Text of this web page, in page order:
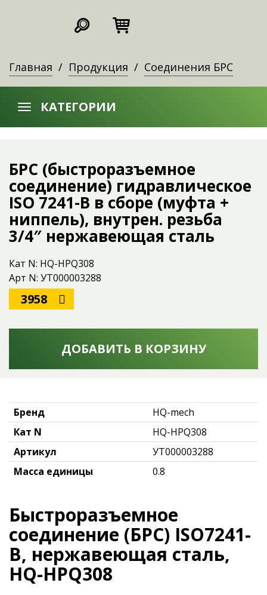
Главная Продукция Соединения БРС
КАТЕГОРИИ
БРС (быстроразъемное
соединение) гидравлическое
ISO 7241-B в сборе (муфта +
ниппель), внутрен. резьба
3/4″ нержавеющая сталь
Кат N: HQ-HPQ308
Арт N: УТ000003288
3958
ДОБАВИТЬ В КОРЗИНУ
Бренд
HQ-mech
Кат N
HQ-HPQ308
Артикул
УТ000003288
Масса единицы
0.8
Быстроразъемное
соединение (БРС) ISO7241-
B, нержавеющая сталь,
HQ-HPQ308